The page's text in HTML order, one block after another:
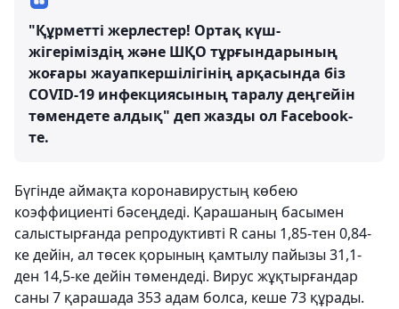
"Құрметті жерлестер! Ортақ күш-
жігеріміздің және ШҚО тұрғындарының
жоғары жауапкершілігінің арқасында біз
COVID-19 инфекциясының таралу деңгейін
төмендете алдық" деп жазды ол Facebook-
те.
Бүгінде аймақта коронавирустың көбею
коэффициенті бәсеңдеді. Қарашаның басымен
салыстырғанда репродуктивті R саны 1,85-тен 0,84-
ке дейін, ал төсек қорының қамтылу пайызы 31,1-
ден 14,5-ке дейін төмендеді. Вирус жұқтырғандар
саны 7 қарашада 353 адам болса, кеше 73 құрады.